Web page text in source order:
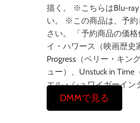
描く。 ※こちらはBlu-ray
い。 ※この商品は、予約
さい。 「予約商品の価
イ・ハワース（映画歴史
Progress（ペリー・キン
ュー）、Unstuck in Time
エル・シュワイガーイン
DMMで見る